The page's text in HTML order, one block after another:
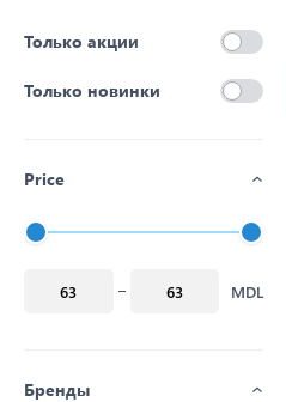
Только акции
Только новинки
Price
MDL
Бренды